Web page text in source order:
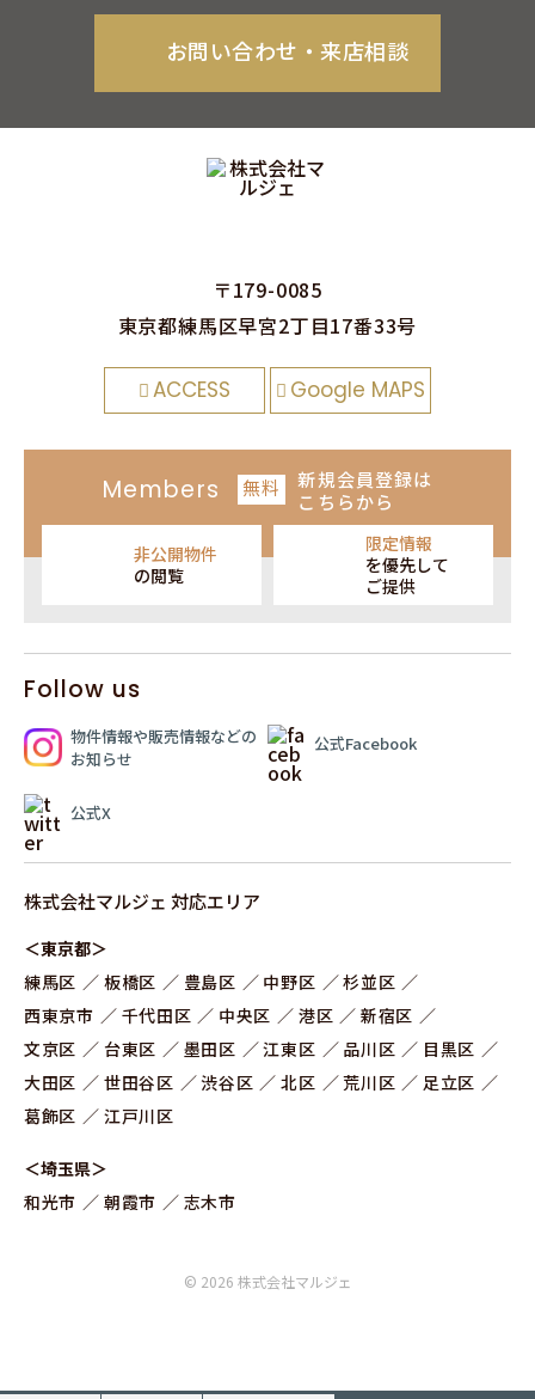
お問い合わせ‧来店相談
〒179-0085
東京都練⾺区早宮2丁⽬17番33号
ACCESS Google MAPS
Follow us
物件情報や販売情報などの
お知らせ
公式Facebook
公式X
Members 無料 新規会員登録は
こちらから
非公開物件
の閲覧
限定情報
を優先して
ご提供
株式会社マルジェ 対応エリア
＜東京都＞
練⾺区
板橋区 豊島区 中野区
杉並区
⻄東京市
千代田区 中央区 港区
新宿区
文京区
台東区 墨田区 江東区 品川区
目黒区
大田区
世田谷区 渋谷区 北区 荒川区
足立区
葛飾区
江戸川区
＜埼玉県＞
和光市
朝霞市 志木市
© 2026 株式会社マルジェ